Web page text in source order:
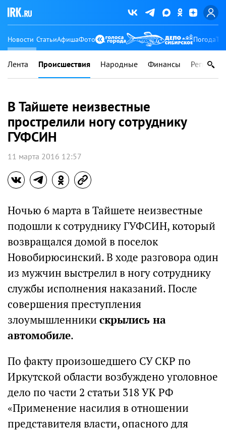
Новости СтатьиАфишаФото Погода
Лента Происшествия Народные Финансы Регионы
В Тайшете неизвестные
прострелили ногу сотруднику
ГУФСИН
11 марта 2016 12:57
Ночью 6 марта в Тайшете неизвестные
подошли к сотруднику ГУФСИН, который
возвращался домой в поселок
Новобирюсинский. В ходе разговора один
из мужчин выстрелил в ногу сотруднику
службы исполнения наказаний. После
совершения преступления
злоумышленники скрылись на
автомобиле.
По факту произошедшего СУ СКР по
Иркутской области возбуждено уголовное
дело по части 2 статьи 318 УК РФ
«Применение насилия в отношении
представителя власти, опасного для